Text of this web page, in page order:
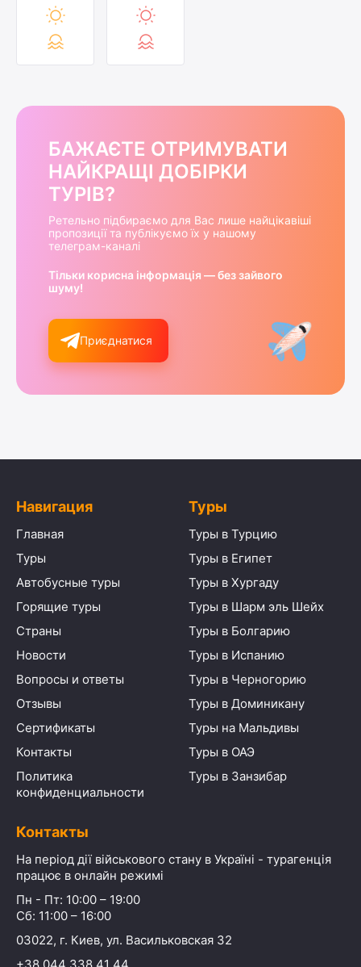
БАЖАЄТЕ ОТРИМУВАТИ
НАЙКРАЩІ ДОБІРКИ
ТУРІВ?
Ретельно підбираємо для Вас лише найцікавіші
пропозиції та публікуємо їх у нашому
телеграм-каналі
Тільки корисна інформація — без зайвого
шуму!
Приєднатися
Навигация
Главная
Туры
Автобусные туры
Горящие туры
Страны
Новости
Вопросы и ответы
Отзывы
Сертификаты
Контакты
Политика
конфиденциальности
Туры
Туры в Турцию
Туры в Египет
Туры в Хургаду
Туры в Шарм эль Шейх
Туры в Болгарию
Туры в Испанию
Туры в Черногорию
Туры в Доминикану
Туры на Мальдивы
Туры в ОАЭ
Туры в Занзибар
Контакты
На період дії військового стану в Україні - турагенція
працює в онлайн режимі
Пн - Пт: 10:00 – 19:00
Сб: 11:00 – 16:00
03022, г. Киев, ул. Васильковская 32